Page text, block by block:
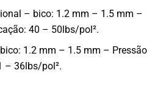
– bico: 1.2 mm – 1.5 mm –
40 – 50lbs/pol².
1.2 mm – 1.5 mm – Pressão
– 36lbs/pol².